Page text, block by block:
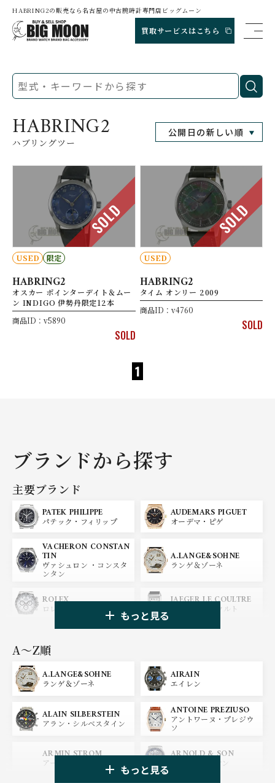
HABRING2の販売なら名古屋の中古腕時計専門店ビッグムーン
買取サービスはこちら
HABRING2
ハブリングツー
SOLD
USED 限定
HABRING2
オスカー ポインターデイト＆ムー
ン INDIGO 伊勢丹限定12本
商品ID：v5890
SOLD
SOLD
USED
HABRING2
タイム オンリー 2009
商品ID：v4760
SOLD
1
ブランドから探す
主要ブランド
PATEK PHILIPPE
パテック・フィリップ
AUDEMARS PIGUET
オーデマ・ピゲ
VACHERON CONSTAN
TIN
ヴァシュロン ・コンスタ
ンタン
A.LANGE&SOHNE
ランゲ＆ゾーネ
ROLEX
ロレックス
JAEGER LE COULTRE
ジャガー・ルクルト
パネライ
OMEGA
オメガ
BREGUET
ブレゲ
BLANCPAIN
ブランパン
BREITLING
ブライトリング
HUBLOT
ウブロ
ZENITH
もっと見る
A〜Z順
A.LANGE&SOHNE
ランゲ＆ゾーネ
AIRAIN
エイレン
ALAIN SILBERSTEIN
アラン・シルベスタイン
ANTOINE PREZIUSO
アントワーヌ・プレジウ
ソ
ARMIN STROM
アーミン・シュトローム
ARNOLD & SON
アーノルド&サン
もっと見る